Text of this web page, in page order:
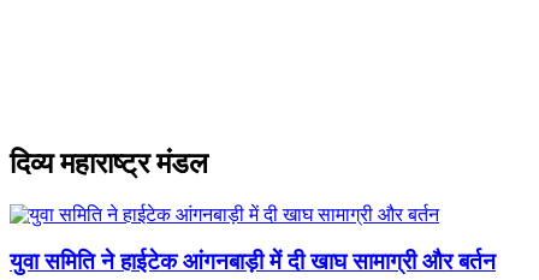
दिव्य महाराष्ट्र मंडल
युवा समिति ने हाईटेक आंगनबाड़ी में दी खाघ सामाग्री और बर्तन